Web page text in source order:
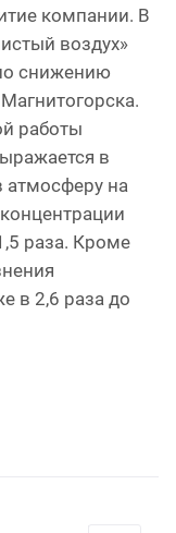
компании. В
воздух»
снижению
работы
в
на
раза. Кроме
в 2,6 раза до